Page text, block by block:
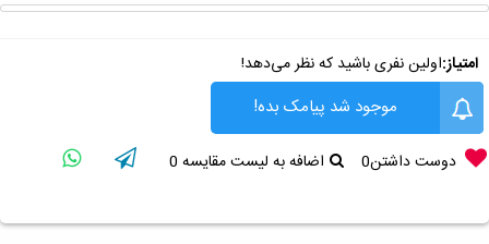
امتیاز:اولین نفری باشید که نظر می‌دهد!
موجود شد پیامک بده!
دوست داشتن0 اضافه به لیست مقایسه 0